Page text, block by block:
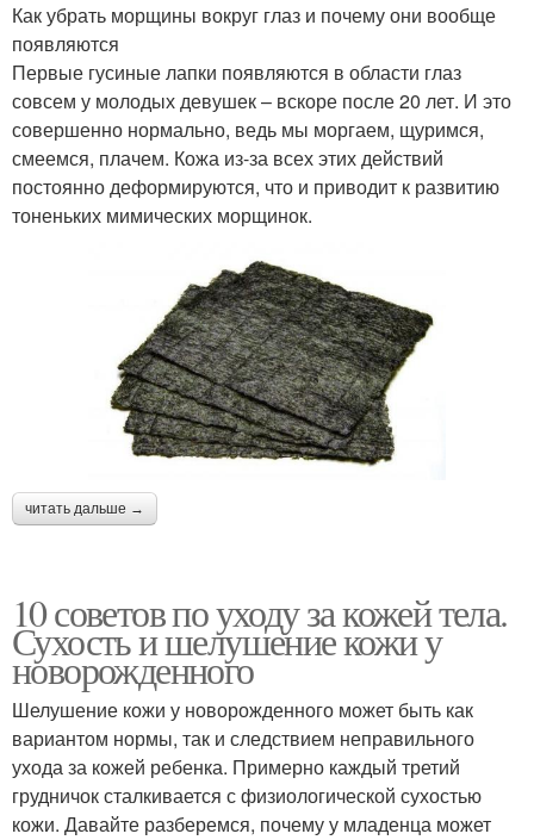
Как убрать морщины вокруг глаз и почему они вообще
появляются
Первые гусиные лапки появляются в области глаз
совсем у молодых девушек – вскоре после 20 лет. И это
совершенно нормально, ведь мы моргаем, щуримся,
смеемся, плачем. Кожа из-за всех этих действий
постоянно деформируются, что и приводит к развитию
тоненьких мимических морщинок.
читать дальше →
10 советов по уходу за кожей тела.
Сухость и шелушение кожи у
новорожденного
Шелушение кожи у новорожденного может быть как
вариантом нормы, так и следствием неправильного
ухода за кожей ребенка. Примерно каждый третий
грудничок сталкивается с физиологической сухостью
кожи. Давайте разберемся, почему у младенца может